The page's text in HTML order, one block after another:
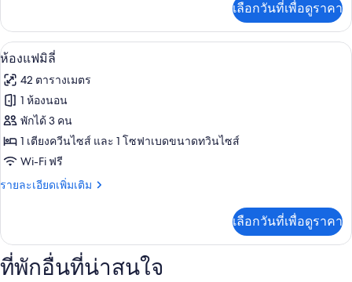
เกี่ยว
กับ
ห้อง
เนียร์
สวี
ท
เลือกวันที่เพื่อดูราคา
เปิด
ภาพถ่าย
ทั้งหมด
ของ
ห้อง
แฟ
มิ
เครื่องนอนระดับพรีเมียม, ผ้านวมขนเ
6
ห้องแฟมิลี่
42 ตารางเมตร
1 ห้องนอน
พักได้ 3 คน
1 เตียงควีนไซส์ และ 1 โซฟาเบดขนาดทวินไซส์
Wi-Fi ฟรี
รายละเอียดเพิ่มเติม
ราย
เกี่ยว
กับ
ห้อง
เลือกวันที่เพื่อดูราคา
ที่พักอื่นที่น่าสนใจ